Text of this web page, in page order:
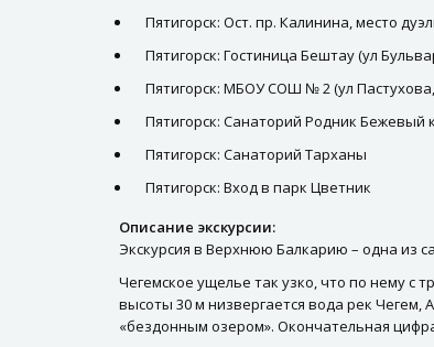
Пятигорск: Ост. пр. Калинина, место
Пятигорск: Гостиница Бештау (ул
Пятигорск: МБОУ СОШ № 2 (ул
Пятигорск: Санаторий Родник Бежевый
Пятигорск: Санаторий Тарханы
Пятигорск: Вход в парк Цветник
Описание экскурсии:
Экскурсия в Верхнюю Балкарию – одна из
Чегемское ущелье так узко, что по нему с
высоты 30 м низвергается вода рек Чегем,
«бездонным озером». Окончательная